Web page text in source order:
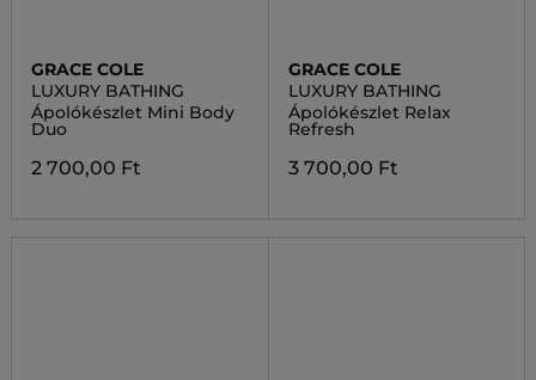
GRACE COLE
LUXURY BATHING
Ápolókészlet Mini Body
Duo
2 700,00 Ft
GRACE COLE
LUXURY BATHING
Ápolókészlet Relax
Refresh
3 700,00 Ft